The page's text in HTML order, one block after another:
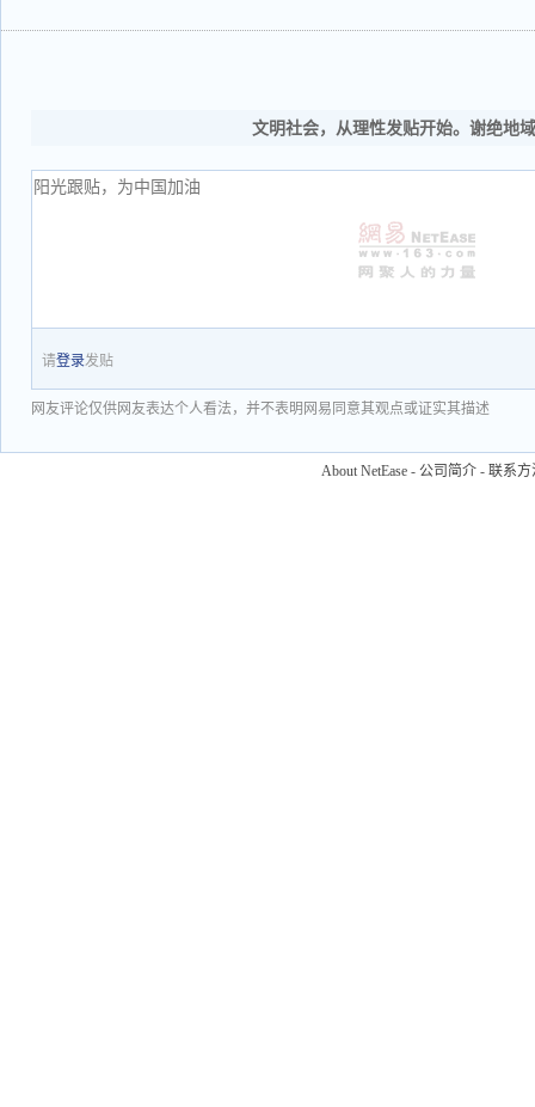
文明社会，从理性发贴开始。谢绝地
请登录发贴
网友评论仅供网友表达个人看法，并不表明网易同意其观点或证实其描述
About NetEase - 公司简介 - 联系方